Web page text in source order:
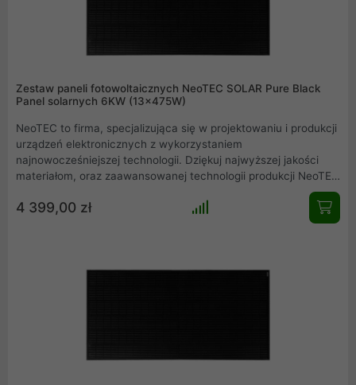
Zestaw paneli fotowoltaicznych NeoTEC SOLAR Pure Black
Panel solarnych 6KW (13x475W)
NeoTEC to firma, specjalizująca się w projektowaniu i produkcji
urządzeń elektronicznych z wykorzystaniem
najnowocześniejszej technologii. Dziękuj najwyższej jakości
materiałom, oraz zaawansowanej technologii produkcji NeoTEC
dołączył do grona czołowych producentów paneli słonecznych
na świecie. Model ten oferuje moc 475W/p. Seria Pure Black
4 399,00 zł